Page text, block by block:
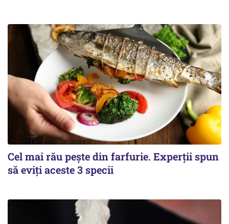
Cel mai rău pește din farfurie. Experții spun
să eviți aceste 3 specii